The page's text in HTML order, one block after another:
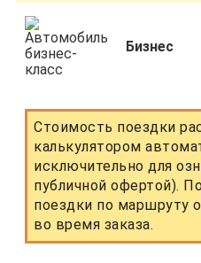
Бизнес
Стоимость поездки
калькулятором
исключительно для
публичной офертой).
поездки по маршруту
во время заказа.